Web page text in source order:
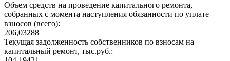
Объем средств на проведение капитального ремонта,
собранных с момента наступления обязанности по уплате
взносов (всего):
206,03288
Текущая задолженность собственников по взносам на
капитальный ремонт, тыс.руб.: